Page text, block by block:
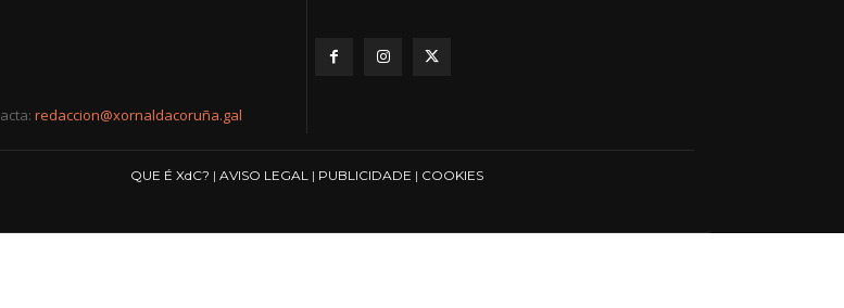
redaccion@xornaldacoruña.gal
QUE É XdC? | AVISO LEGAL | PUBLICIDADE | COOKIES